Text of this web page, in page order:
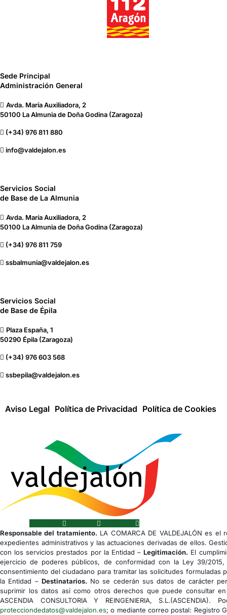
Sede Principal
Administración General
Avda. María Auxiliadora, 2
50100 La Almunia de Doña Godina (Zaragoza)
(+34) 976 811 880
info@valdejalon.es
Servicios Social
de Base de La Almunia
Avda. María Auxiliadora, 2
50100 La Almunia de Doña Godina (Zaragoza)
(+34) 976 811 759
ssbalmunia@valdejalon.es
Servicios Social
de Base de Épila
Plaza España, 1
50290 Épila (Zaragoza)
(+34) 976 603 568
ssbepila@valdejalon.es
Aviso Legal Política de Privacidad Política de Cookies
Responsable del tratamiento.LA COMARCA DE VALDEJALÓN es
expedientes administrativos y las actuaciones derivadas de ellos.
con los servicios prestados por la Entidad –Legitimación. El
ejercicio de poderes públicos, de conformidad con la Ley 39/
consentimiento del ciudadano para tramitar las solicitudes
la Entidad – Destinatarios.No se cederán sus datos de carácter
suprimir los datos así como otros derechos que puede consultar
ASCENDIA CONSULTORIA Y REINGENIERIA,
protecciondedatos@valdejalon.es; o mediante correo postal: Registro